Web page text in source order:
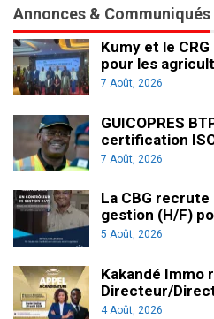
Annonces & Communiqués
Kumy et le
pour les
7 Août, 2026
GUICOPRES
certification
7 Août, 2026
La CBG
gestion (H/F)
5 Août, 2026
Kakandé Immo
Directeur/
4 Août, 2026